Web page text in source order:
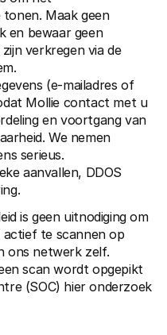
tonen. Maak geen
en bewaar geen
verkregen via de
(e-mailadres of
Mollie contact met u
en voortgang van
We nemen
serieus.
aanvallen, DDOS
is geen uitnodiging om
te scannen op
ons netwerk zelf.
scan wordt opgepikt
(SOC) hier onderzoek
helpen